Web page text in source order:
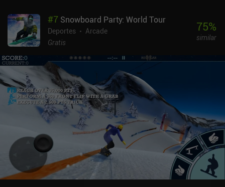
#7 Snowboard Party: World Tour
Deportes
Arcade
Gratis
75%
similar